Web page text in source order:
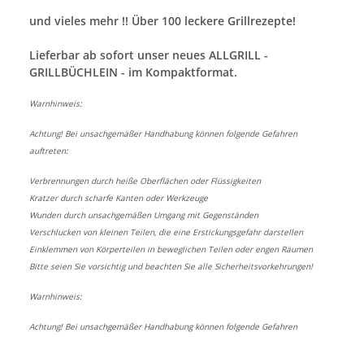
und vieles mehr !! Über 100 leckere Grillrezepte!
Lieferbar ab sofort unser neues ALLGRILL -
GRILLBÜCHLEIN - im Kompaktformat.
Warnhinweis:
Achtung! Bei unsachgemäßer Handhabung können folgende Gefahren
auftreten:
Verbrennungen durch heiße Oberflächen oder Flüssigkeiten
Kratzer durch scharfe Kanten oder Werkzeuge
Wunden durch unsachgemäßen Umgang mit Gegenständen
Verschlucken von kleinen Teilen, die eine Erstickungsgefahr darstellen
Einklemmen von Körperteilen in beweglichen Teilen oder engen Räumen
Bitte seien Sie vorsichtig und beachten Sie alle Sicherheitsvorkehrungen!
Warnhinweis:
Achtung! Bei unsachgemäßer Handhabung können folgende Gefahren